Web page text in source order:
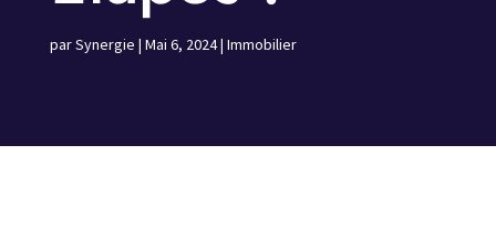
parSynergie | Mai 6, 2024| Immobilier